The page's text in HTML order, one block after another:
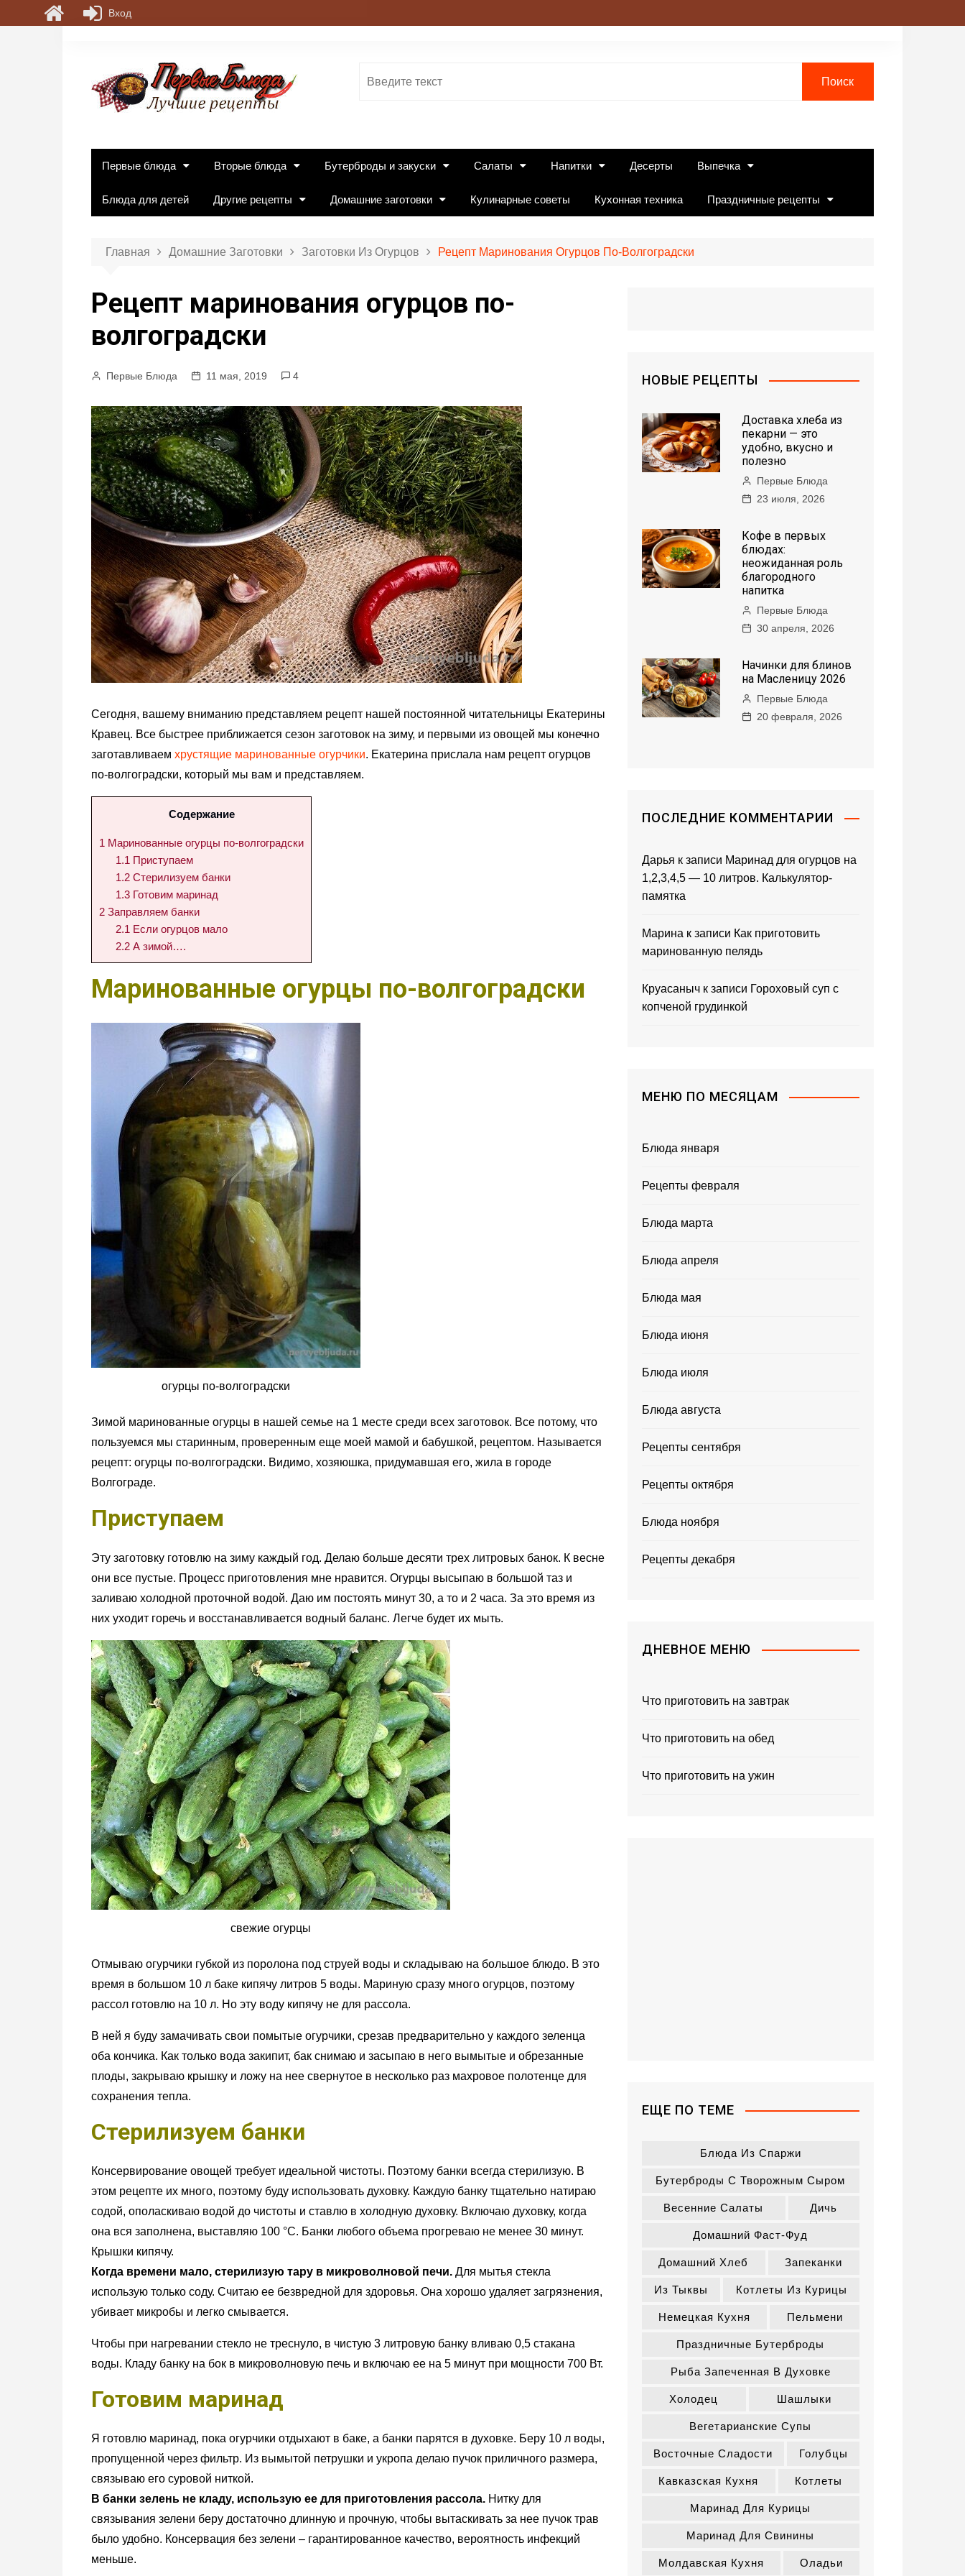
Первые блюда Вторые блюда Бутерброды и закуски Салаты Напитки Десерты Выпечка
Блюда для детей Другие рецепты Домашние заготовки Кулинарные советы Кухонная техника Праздничные рецепты
Главная Домашние Заготовки Заготовки Из Огурцов Рецепт Маринования Огурцов По-Волгоградски
Рецепт маринования огурцов по-
волгоградски
Первые Блюда 11 мая, 2019 4
Сегодня, вашему вниманию представляем рецепт нашей постоянной читательницы Екатерины
Кравец. Все быстрее приближается сезон заготовок на зиму, и первыми из овощей мы конечно
заготавливаем хрустящие маринованные огурчики. Екатерина прислала нам рецепт огурцов
по-волгоградски, который мы вам и представляем.
Содержание
1 Маринованные огурцы по-волгоградски
1.1 Приступаем
1.2Стерилизуем банки
1.3Готовим маринад
2 Заправляем банки
2.1 Если огурцов мало
2.2А зимой….
Маринованные огурцы по-волгоградски
огурцы по-волгоградски
Зимой маринованные огурцы в нашей семье на 1 месте среди всех заготовок. Все потому, что
пользуемся мы старинным, проверенным еще моей мамой и бабушкой, рецептом. Называется
рецепт: огурцы по-волгоградски. Видимо, хозяюшка, придумавшая его, жила в городе
Волгограде.
Приступаем
Эту заготовку готовлю на зиму каждый год. Делаю больше десяти трех литровых банок. К весне
они все пустые. Процесс приготовления мне нравится. Огурцы высыпаю в большой таз и
заливаю холодной проточной водой. Даю им постоять минут 30, а то и 2 часа. За это время из
них уходит горечь и восстанавливается водный баланс. Легче будет их мыть.
свежие огурцы
Отмываю огурчики губкой из поролона под струей воды и складываю на большое блюдо. В это
время в большом 10 л баке кипячу литров 5 воды. Мариную сразу много огурцов, поэтому
рассол готовлю на 10 л. Но эту воду кипячу не для рассола.
В ней я буду замачивать свои помытые огурчики, срезав предварительно у каждого зеленца
оба кончика. Как только вода закипит, бак снимаю и засыпаю в него вымытые и обрезанные
плоды, закрываю крышку и ложу на нее свернутое в несколько раз махровое полотенце для
сохранения тепла.
Стерилизуем банки
Консервирование овощей требует идеальной чистоты. Поэтому банки всегда стерилизую. В
этом рецепте их много, поэтому буду использовать духовку. Каждую банку тщательно натираю
содой, ополаскиваю водой до чистоты и ставлю в холодную духовку. Включаю духовку, когда
она вся заполнена, выставляю 100 °C. Банки любого объема прогреваю не менее 30 минут.
Крышки кипячу.
Когда времени мало, стерилизую тару в микроволновой печи. Для мытья стекла
использую только соду. Считаю ее безвредной для здоровья. Она хорошо удаляет загрязнения,
убивает микробы и легко смывается.
Чтобы при нагревании стекло не треснуло, в чистую 3 литровую банку вливаю 0,5 стакана
воды. Кладу банку на бок в микроволновую печь и включаю ее на 5 минут при мощности 700 Вт.
Готовим маринад
Я готовлю маринад, пока огурчики отдыхают в баке, а банки парятся в духовке. Беру 10 л воды,
пропущенной через фильтр. Из вымытой петрушки и укропа делаю пучок приличного размера,
связываю его суровой ниткой.
В банки зелень не кладу, использую ее для приготовления рассола. Нитку для
связывания зелени беру достаточно длинную и прочную, чтобы вытаскивать за нее пучок трав
было удобно. Консервация без зелени – гарантированное качество, вероятность инфекций
меньше.
НОВЫЕ РЕЦЕПТЫ
Доставка хлеба из
пекарни — это
удобно, вкусно и
полезно
Первые Блюда
23 июля, 2026
Кофе в первых
блюдах:
неожиданная роль
благородного
напитка
Первые Блюда
30 апреля, 2026
Начинки для блинов
на Масленицу 2026
Первые Блюда
20 февраля, 2026
ПОСЛЕДНИЕ КОММЕНТАРИИ
Дарья к записи Маринад для огурцов на
1,2,3,4,5 — 10 литров. Калькулятор-
памятка
Марина к записи Как приготовить
маринованную пелядь
Круасанычк записи Гороховый суп с
копченой грудинкой
МЕНЮ ПО МЕСЯЦАМ
Блюда января
Рецепты февраля
Блюда марта
Блюда апреля
Блюда мая
Блюда июня
Блюда июля
Блюда августа
Рецепты сентября
Рецепты октября
Блюда ноября
Рецепты декабря
ДНЕВНОЕ МЕНЮ
Что приготовить на завтрак
Что приготовить на обед
Что приготовить на ужин
ЕЩЕ ПО ТЕМЕ
Блюда Из Спаржи
Бутерброды С Творожным Сыром
Весенние Салаты Дичь
Домашний Фаст-Фуд
Домашний Хлеб Запеканки
Из Тыквы Котлеты Из Курицы
Немецкая Кухня Пельмени
Праздничные Бутерброды
Рыба Запеченная В Духовке
Холодец Шашлыки
Вегетарианские Супы
Восточные Сладости Голубцы
Кавказская Кухня Котлеты
Маринад Для Курицы
Маринад Для Свинины
Молдавская Кухня Оладьи
Вход